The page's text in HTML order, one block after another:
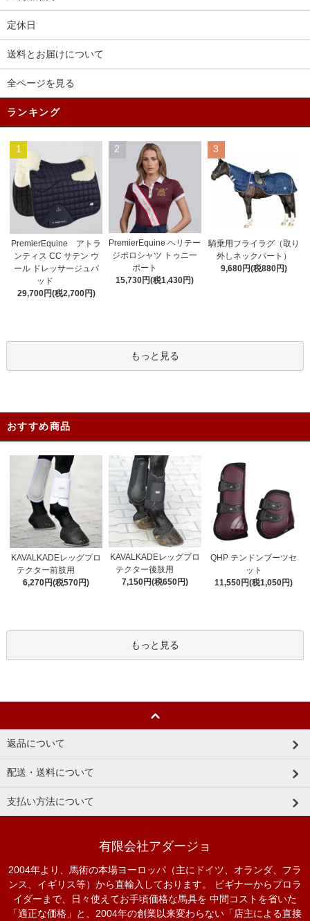
定休日
送料とお届けについて
全ページを見る
ランキング
1
PremierEquine アトラ
ンティス CC サテン ウ
ール ドレッサージュパ
ッド
29,700円(税2,700円)
2
PremierEquine ヘリテー
ジポロシャツ トゥニー
ポート
15,730円(税1,430円)
3
騎乗用フライラグ（取り
外しネックパート）
9,680円(税880円)
もっと見る
おすすめ商品
KAVALKADEレッグプロ
テクター前肢用
6,270円(税570円)
KAVALKADEレッグプロ
テクター後肢用
7,150円(税650円)
QHP テンドンブーツセ
ット
11,550円(税1,050円)
もっと見る
返品について
配送・送料について
支払い方法について
有限会社アダージョ
2004年より、馬術の本場ヨーロッパ（主にドイツ、オランダ、フラ
ンス、イギリス等）から直輸入しております。 ビギナーからプロラ
イダーまで、日々使えてお手頃価格な馬具を 中間コストを省いた
「適正な価格」と、2004年の創業以来変わらない「店主による直接